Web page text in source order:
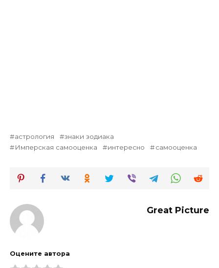
астрология
знаки зодиака
Имперская самооценка
интересно самооценка
Great Picture
Оцените автора